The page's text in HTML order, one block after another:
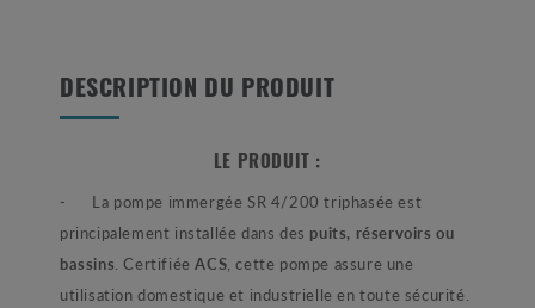
DESCRIPTION DU PRODUIT
LE PRODUIT :
- La pompe immergée SR 4/200 triphasée est
principalement installée dans des puits, réservoirs ou
bassins. CertifiéeACS, cette pompe assure une
utilisation domestique et industrielle en toute sécurité.